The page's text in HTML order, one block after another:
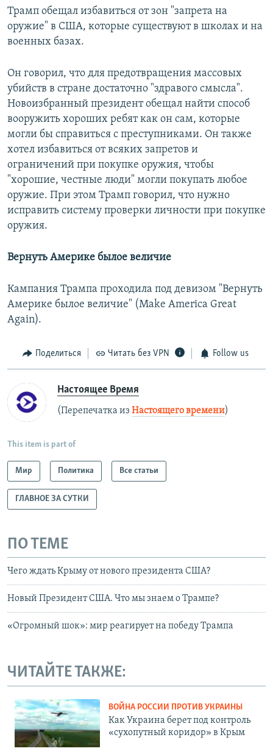
Трамп обещал избавиться от зон "запрета на
оружие" в США, которые существуют в школах и на
военных базах.
Он говорил, что для предотвращения массовых
убийств в стране достаточно "здравого смысла".
Новоизбранный президент обещал найти способ
вооружить хороших ребят как он сам, которые
могли бы справиться с преступниками. Он также
хотел избавиться от всяких запретов и
ограничений при покупке оружия, чтобы
"хорошие, честные люди" могли покупать любое
оружие. При этом Трамп говорил, что нужно
исправить систему проверки личности при покупке
оружия.
Вернуть Америке былое величие
Кампания Трампа проходила под девизом "Вернуть
Америке былое величие" (Make America Great
Again).
Поделиться Читать без VPN Follow us
Настоящее Время
(Перепечатка из Настоящего времени)
This item is part of
Мир Политика Все статьи
ГЛАВНОЕ ЗА СУТКИ
ПО ТЕМЕ
Чего ждать Крыму от нового президента США?
Новый Президент США. Что мы знаем о Трампе?
«Огромный шок»: мир реагирует на победу Трампа
ЧИТАЙТЕ ТАКЖЕ:
ВОЙНА РОССИИ ПРОТИВ УКРАИНЫ
Как Украина берет под контроль
«сухопутный коридор» в Крым